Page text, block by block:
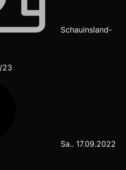
Schauinsland-
Sa.. 17.09.2022